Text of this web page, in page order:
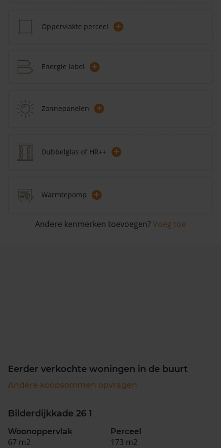
Oppervlakte perceel +
Energie label +
Zonnepanelen +
Dubbelglas of HR++ +
Warmtepomp +
Andere kenmerken toevoegen? Voeg toe
Eerder verkochte woningen in de buurt
Andere koopsommen opvragen
Bilderdijkkade 26 1
Woonoppervlak
67 m2
Perceel
173 m2